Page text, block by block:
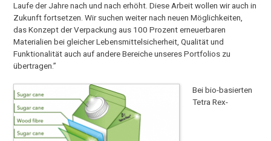
Laufe der Jahre nach und nach erhöht. Diese Arbeit wollen wir auch in
Zukunft fortsetzen. Wir suchen weiter nach neuen Möglichkeiten,
das Konzept der Verpackung aus 100 Prozent erneuerbaren
Materialien bei gleicher Lebensmittelsicherheit, Qualität und
Funktionalität auch auf andere Bereiche unseres Portfolios zu
übertragen.”
Bei bio-basierten
Tetra Rex-